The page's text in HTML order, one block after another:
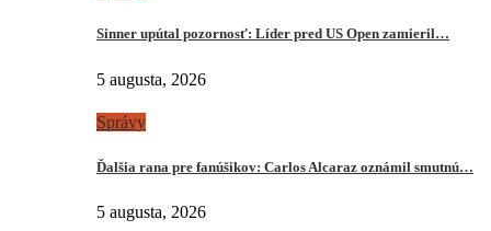
Sinner upútal pozornosť: Líder pred US Open zamieril…
5 augusta, 2026
Správy
Ďalšia rana pre fanúšikov: Carlos Alcaraz oznámil smutnú…
5 augusta, 2026